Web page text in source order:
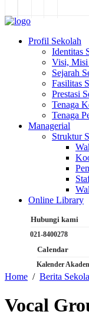
Profil Sekolah
Identitas
Visi,
Sejarah
Fasilitas
Prestasi
Tenaga
Tenaga
Managerial
Struktur
Online Library
Hubungi kami
021-8400278
Calendar
Kalender
Home Berita
Vocal